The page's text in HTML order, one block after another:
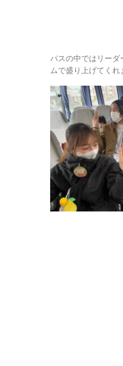
バスの中ではリーダ
ムで盛り上げてくれ